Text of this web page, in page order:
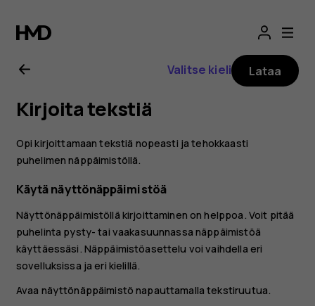
Nokia
2.1
käyttöopas
Valitse kieli Lataa
Kirjoita tekstiä
Opi kirjoittamaan tekstiä nopeasti ja tehokkaasti
puhelimen näppäimistöllä.
Käytä näyttönäppäimistöä
Näyttönäppäimistöllä kirjoittaminen on helppoa. Voit pitää
puhelinta pysty- tai vaakasuunnassa näppäimistöä
käyttäessäsi. Näppäimistöasettelu voi vaihdella eri
sovelluksissa ja eri kielillä.
Avaa näyttönäppäimistö napauttamalla tekstiruutua.